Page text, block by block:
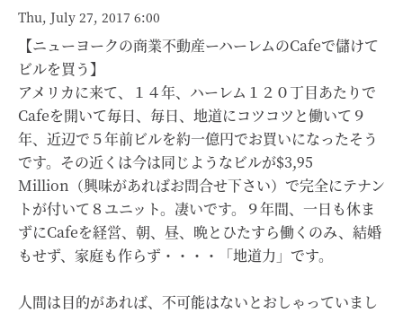
Thu, July 27, 2017 6:00
【ニューヨークの商業不動産ーハーレムのCafeで儲けて
ビルを買う】
アメリカに来て、１４年、ハーレム１２０丁目あたりで
Cafeを開いて毎日、毎日、地道にコツコツと働いて９
年、近辺で５年前ビルを約一億円でお買いになったそう
です。その近くは今は同じようなビルが$3,95
Million（興味があればお問合せ下さい）で完全にテナン
トが付いて８ユニット。凄いです。９年間、一日も休ま
ずにCafeを経営、朝、昼、晩とひたすら働くのみ、結婚
もせず、家庭も作らず・・・・「地道力」です。
人間は目的があれば、不可能はないとおしゃっていまし